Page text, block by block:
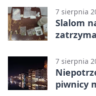
7 sierpnia
Slalom
7 sierpnia
piwnicy